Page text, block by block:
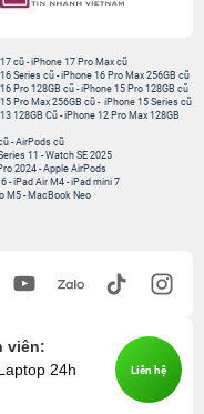
cũ -iPhone 17 Pro Max cũ
Series cũ - iPhone 16 Pro Max 256GB cũ
Pro 128GB cũ-iPhone 15 Pro 128GB cũ
Pro Max 256GB cũ - iPhone 15 Series cũ
128GB Cũ -iPhone 12 Pro Max 128GB
-AirPods cũ
11 -Watch SE 2025
2024-Apple AirPods
-iPad Air M4 -iPad mini 7
M5 - MacBook Neo
viên:
24h
Liên hệ